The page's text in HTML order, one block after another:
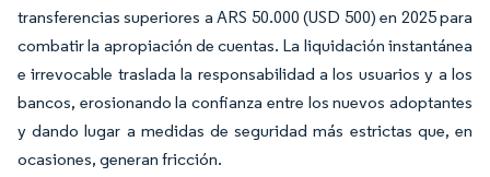
transferencias superiores a ARS 50.000 (USD 500) en 2025 para
combatir la apropiación de cuentas. La liquidación instantánea
e irrevocable traslada la responsabilidad a los usuarios y a los
bancos, erosionando la confianza entre los nuevos adoptantes
y dando lugar a medidas de seguridad más estrictas que, en
ocasiones, generan fricción.